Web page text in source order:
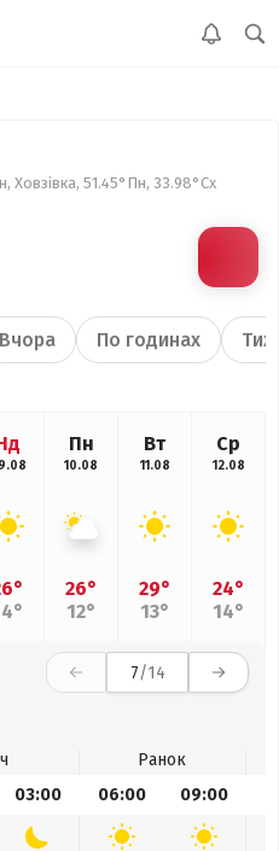
Ховзівка, 51.45°Пн, 33.98°Сх
Вчора По годинах
Пн
10.08
26°
12°
Вт
11.08
29°
13°
Ср
12.08
24°
14°
7/14
Ранок
03:00 06:00 09:00